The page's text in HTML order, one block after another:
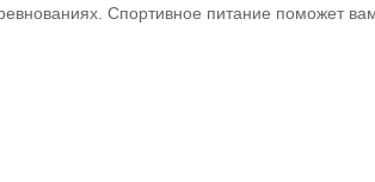
Спортивное питание поможет